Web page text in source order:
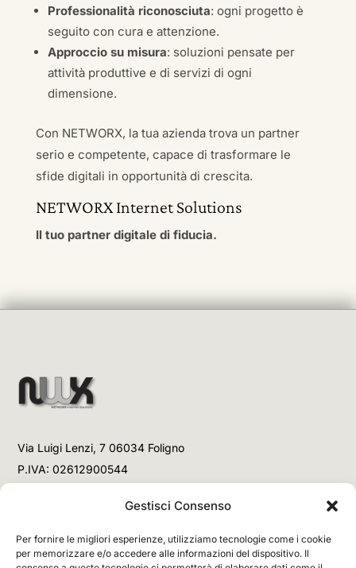
Gestisci Consenso
Per fornire le migliori esperienze, utilizziamo tecnologie come i cookie
per memorizzare e/o accedere alle informazioni del dispositivo. Il
Professionalità riconosciuta: ogni progetto è
seguito con cura e attenzione.
Approccio su misura: soluzioni pensate per
attività produttive e di servizi di ogni
dimensione.
Con NETWORX, la tua azienda trova un partner
serio e competente, capace di trasformare le
sfide digitali in opportunità di crescita.
NETWORX Internet Solutions
Il tuo partner digitale di fiducia.
Via Luigi Lenzi, 7 06034 Foligno
P.IVA: 02612900544
+39 3477853708 (Chiamata)